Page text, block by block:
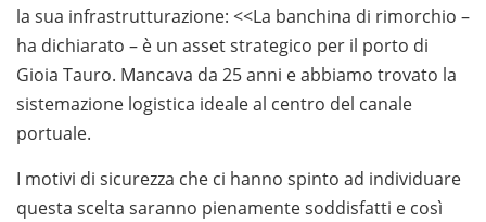
la sua infrastrutturazione: <<La banchina di rimorchio –
ha dichiarato – è un asset strategico per il porto di
Gioia Tauro. Mancava da 25 anni e abbiamo trovato la
sistemazione logistica ideale al centro del canale
portuale.
I motivi di sicurezza che ci hanno spinto ad individuare
questa scelta saranno pienamente soddisfatti e così